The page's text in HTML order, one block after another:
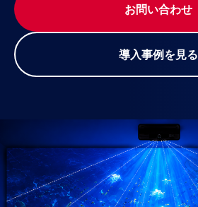
お問い合わせ
導入事例を見る